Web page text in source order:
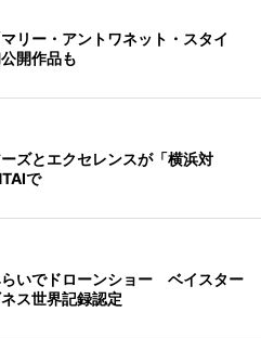
リー・アントワネット・スタイ
開作品も
ズとエクセレンスが「横浜対
で
いでドローンショー ベイスター
ス世界記録認定